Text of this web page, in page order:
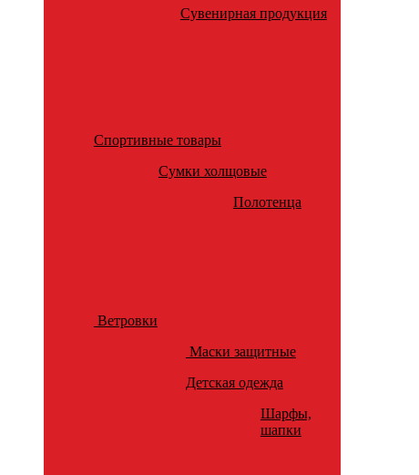
Сувенирная продукция
Спортивные товары
Сумки холщовые
Полотенца
Ветровки
Маски защитные
Детская одежда
Шарфы,
шапки